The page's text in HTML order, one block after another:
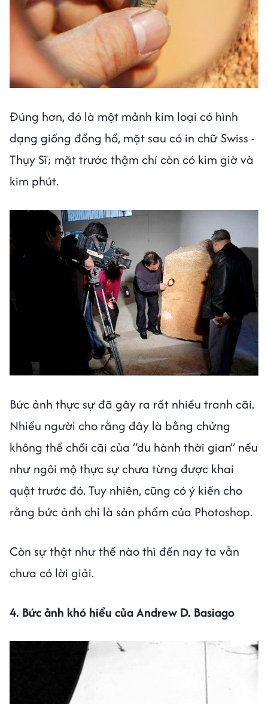
Đúng hơn, đó là một mảnh kim loại có hình
dạng giống đồng hồ, mặt sau có in chữ Swiss -
Thụy Sĩ; mặt trước thậm chí còn có kim giờ và
kim phút.
Bức ảnh thực sự đã gây ra rất nhiều tranh cãi.
Nhiều người cho rằng đây là bằng chứng
không thể chối cãi của “du hành thời gian” nếu
như ngôi mộ thực sự chưa từng được khai
quật trước đó. Tuy nhiên, cũng có ý kiến cho
rằng bức ảnh chỉ là sản phẩm của Photoshop.
Còn sự thật như thế nào thì đến nay ta vẫn
chưa có lời giải.
4. Bức ảnh khó hiểu của Andrew D. Basiago